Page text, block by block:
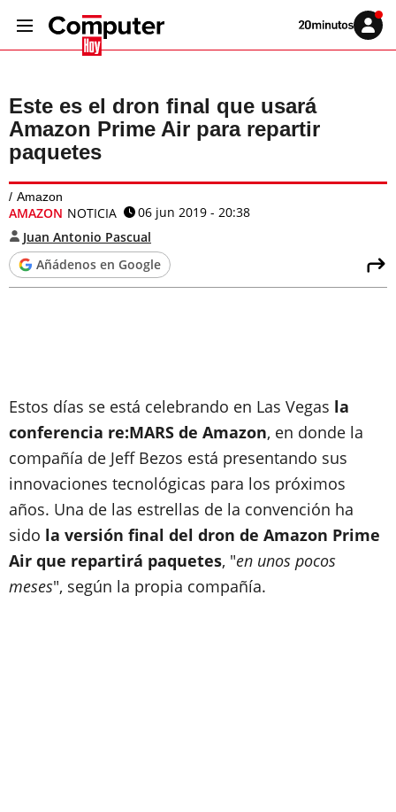
Volver
Iniciar
sesión
Este es el dron final que usará
Amazon Prime Air para repartir
paquetes
Amazon
AMAZON NOTICIA
06 jun 2019 - 20:38
Juan Antonio Pascual
Añádenos en Google
Estos días se está celebrando en Las Vegas la
conferencia re:MARS de Amazon, en donde la
compañía de Jeff Bezos está presentando sus
innovaciones tecnológicas para los próximos
años. Una de las estrellas de la convención ha
sido la versión final del dron de Amazon Prime
Air que repartirá paquetes, "en unos pocos
meses", según la propia compañía.